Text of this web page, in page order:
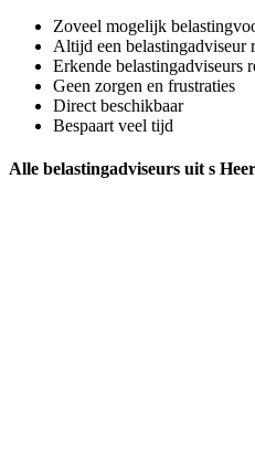
Zoveel mogelijk
Altijd een belastingadviseur
Erkende belastingadviseurs
Geen zorgen en frustraties
Direct beschikbaar
Bespaart veel tijd
Alle belastingadviseurs uit s